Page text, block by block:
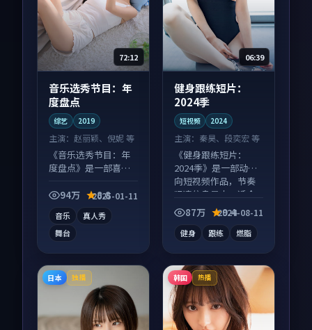
72:12
音乐选秀节目：年
度盘点
综艺 2019
主演： 赵丽颖、倪妮 等
《音乐选秀节目：年
度盘点》是一部喜剧
成长为内核，情感戏
94万 8.8
2025-01-11
音乐
真人秀
舞台
06:39
健身跟练短片：
2024季
短视频 2024
主演： 秦昊、段奕宏 等
《健身跟练短片：
2024季》是一部动作
向短视频作品，节奏
紧凑信息量大，适合
沉浸式追看。
87万 9.4
2024-08-11
健身 跟练 燃脂
日本 独播 韩国 热播